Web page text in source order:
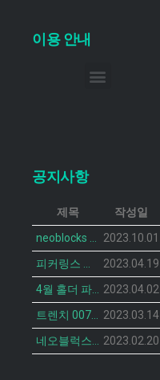
이용 안내
공지사항
제목
작성일
2023.10.01
2023.04.19
2023.04.02
2023.03.14
2023.02.20